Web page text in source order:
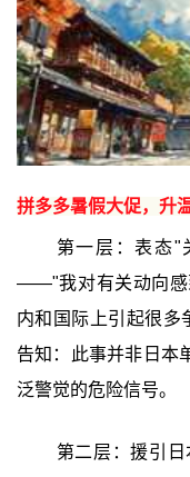
拼多多暑假大促，升
第一层：表态"
——"我对有关动向感
内和国际上引起很多
告知：此事并非日本
泛警觉的危险信号。
第二层：援引